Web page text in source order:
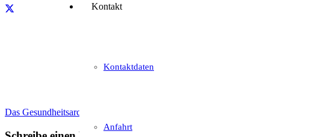
Kontakt
Kontaktdaten
Anfahrt
Das Gesundheitsarchiv